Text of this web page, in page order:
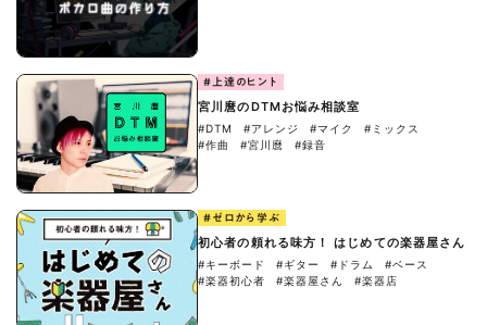
#上達のヒント
宮川麿のDTMお悩み相談室
#DTM #アレンジ #マイク
#ミックス
#作曲
#宮川麿 #録音
#ゼロから学ぶ
初心者の頼れる味方！ はじめての楽器屋さん
#キーボード #ギター #ドラム
#ベース
#楽器初心者
#楽器屋さん #楽器店